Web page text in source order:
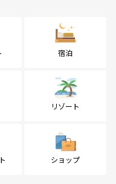
宿泊
リゾート
ショップ